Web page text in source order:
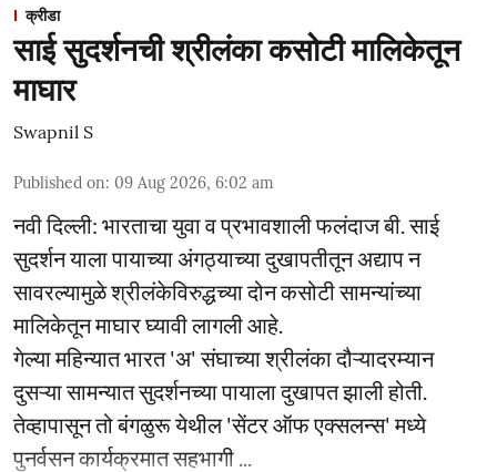
क्रीडा
साई सुदर्शनची श्रीलंका कसोटी मालिकेतून
माघार
Swapnil S
Published on: 09 Aug 2026, 6:02 am
नवी दिल्ली: भारताचा युवा व प्रभावशाली फलंदाज बी. साई
सुदर्शन याला पायाच्या अंगठ्याच्या दुखापतीतून अद्याप न
सावरल्यामुळे श्रीलंकेविरुद्धच्या दोन कसोटी सामन्यांच्या
मालिकेतून माघार घ्यावी लागली आहे.
गेल्या महिन्यात भारत 'अ' संघाच्या श्रीलंका दौऱ्यादरम्यान
दुसऱ्या सामन्यात सुदर्शनच्या पायाला दुखापत झाली होती.
तेव्हापासून तो बंगळुरू येथील 'सेंटर ऑफ एक्सलन्स' मध्ये
पुनर्वसन कार्यक्रमात सहभागी ...